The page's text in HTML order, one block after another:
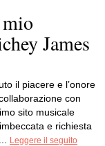
James
il piacere e l’onore
con
sito musicale
e richiesta
Leggere il seguito